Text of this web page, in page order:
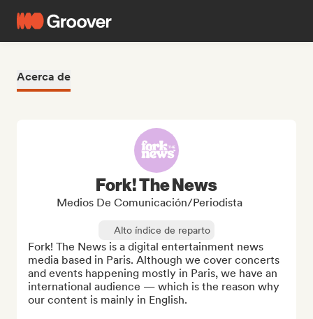
Acerca de
Fork! The News
Medios De Comunicación/Periodista
Alto índice de reparto
Fork! The News is a digital entertainment news
media based in Paris. Although we cover concerts
and events happening mostly in Paris, we have an
international audience — which is the reason why
our content is mainly in English.